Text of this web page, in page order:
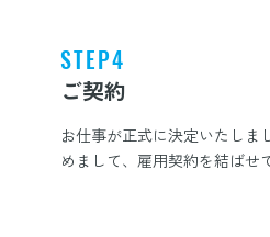
STEP4
ご契約
お仕事が正式に決定いたしま
めまして、雇用契約を結ばせ